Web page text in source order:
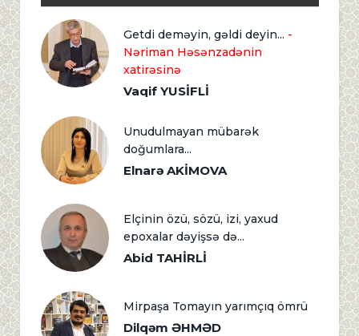
Getdi deməyin, gəldi deyin... -
Nəriman Həsənzadənin
xatirəsinə
Vaqif YUSİFLİ
Unudulmayan mübarək
doğumlara...
Elnarə AKİMOVA
Elçinin özü, sözü, izi, yaxud
epoxalar dəyişsə də...
Abid TAHİRLİ
Mirpaşa Tomayın yarımçıq ömrü
Dilqəm ƏHMƏD